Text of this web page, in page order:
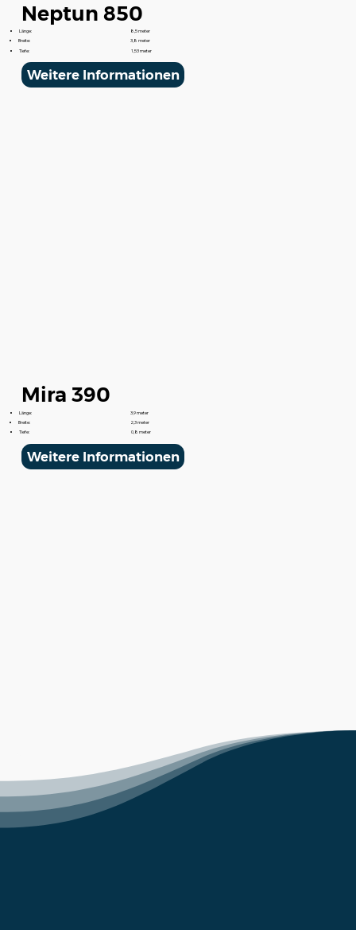
Neptun 850
Länge:
8,5 meter
Breite:
3,8 meter
Tiefe:
1,53 meter
Weitere Informationen
Mira 390
Länge:
3,9 meter
Breite:
2,3 meter
Tiefe:
0,8 meter
Weitere Informationen